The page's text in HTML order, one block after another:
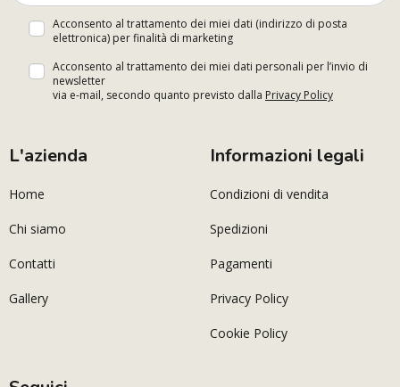
Acconsento al trattamento dei miei dati (indirizzo di posta
elettronica) per finalità di marketing
Acconsento al trattamento dei miei dati personali per l’invio di
newsletter
via e-mail, secondo quanto previsto dalla Privacy Policy
L'azienda
Home
Chi siamo
Contatti
Gallery
Informazioni legali
Condizioni di vendita
Spedizioni
Pagamenti
Privacy Policy
Cookie Policy